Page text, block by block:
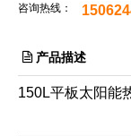
咨询热线：
产品描述
150L平板太阳能